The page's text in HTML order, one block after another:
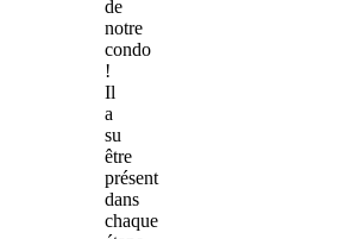
de
notre
condo
!
Il
a
su
être
présent
dans
chaque